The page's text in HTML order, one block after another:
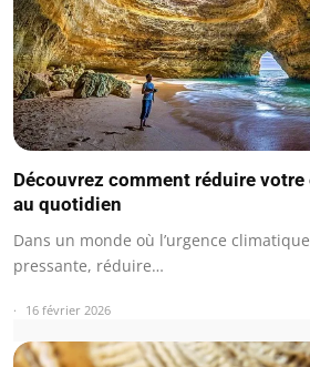
Découvrez comment réduire
au quotidien
Dans un monde où l’urgence
pressante, réduire…
16 février 2026